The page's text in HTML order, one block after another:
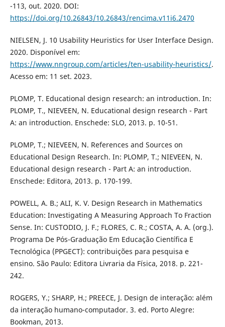
-113, out. 2020. DOI:
https://doi.org/10.26843/10.26843/rencima.v11i6.2470
NIELSEN, J. 10 Usability Heuristics for User Interface Design.
2020. Disponível em:
https://www.nngroup.com/articles/ten-usability-heuristics/.
Acesso em: 11 set. 2023.
PLOMP, T. Educational design research: an introduction. In:
PLOMP, T., NIEVEEN, N. Educational design research - Part
A: an introduction. Enschede: SLO, 2013. p. 10-51.
PLOMP, T.; NIEVEEN, N. References and Sources on
Educational Design Research. In: PLOMP, T.; NIEVEEN, N.
Educational design research - Part A: an introduction.
Enschede: Editora, 2013. p. 170-199.
POWELL, A. B.; ALI, K. V. Design Research in Mathematics
Education: Investigating A Measuring Approach To Fraction
Sense. In: CUSTODIO, J. F.; FLORES, C. R.; COSTA, A. A. (org.).
Programa De Pós-Graduação Em Educação Científica E
Tecnológica (PPGECT): contribuições para pesquisa e
ensino. São Paulo: Editora Livraria da Física, 2018. p. 221-
242.
ROGERS, Y.; SHARP, H.; PREECE, J. Design de interação: além
da interação humano-computador. 3. ed. Porto Alegre:
Bookman, 2013.